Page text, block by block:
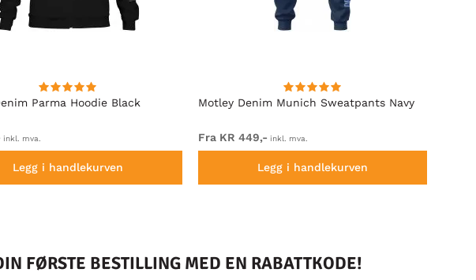
Parma Hoodie Black
inkl. mva.
Legg i handlekurven
Motley Denim Munich Sweatpants Navy
Fra KR 449,- inkl. mva.
Legg i handlekurven
FØRSTE BESTILLING MED EN RABATTKODE!